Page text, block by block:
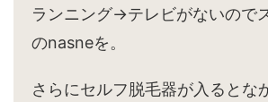
ランニング→テレビがないので
のnasneを。
さらにセルフ脱毛器が入るとな